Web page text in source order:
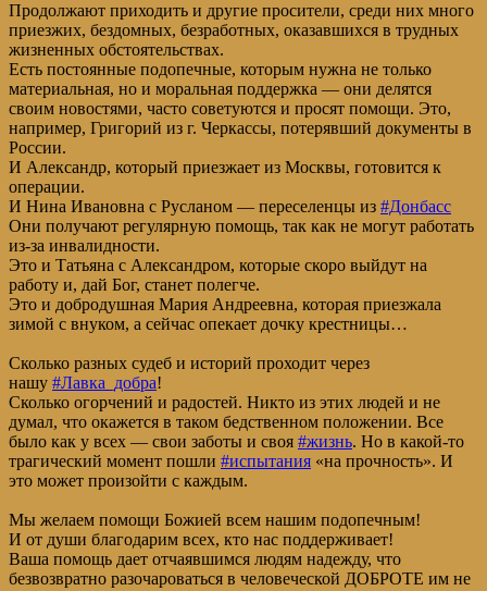
Продолжают приходить и другие просители, среди них много
приезжих, бездомных, безработных, оказавшихся в трудных
жизненных обстоятельствах.
Есть постоянные подопечные, которым нужна не только
материальная, но и моральная поддержка — они делятся
своим новостями, часто советуются и просят помощи. Это,
например, Григорий из г. Черкассы, потерявший документы в
России.
И Александр, который приезжает из Москвы, готовится к
операции.
И Нина Ивановна с Русланом — переселенцы из #Донбасс
Они получают регулярную помощь, так как не могут работать
из-за инвалидности.
Это и Татьяна с Александром, которые скоро выйдут на
работу и, дай Бог, станет полегче.
Это и добродушная Мария Андреевна, которая приезжала
зимой с внуком, а сейчас опекает дочку крестницы…
Сколько разных судеб и историй проходит через
нашу #Лавка_добра!
Сколько огорчений и радостей. Никто из этих людей и не
думал, что окажется в таком бедственном положении. Все
было как у всех — свои заботы и своя #жизнь. Но в какой-то
трагический момент пошли #испытания «на прочность». И
это может произойти с каждым.
Мы желаем помощи Божией всем нашим подопечным!
И от души благодарим всех, кто нас поддерживает!
Ваша помощь дает отчаявшимся людям надежду, что
безвозвратно разочароваться в человеческой ДОБРОТЕ им не